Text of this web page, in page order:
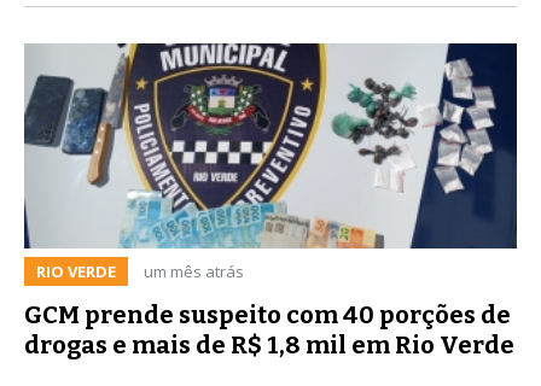
RIO VERDE um mês atrás
GCM prende suspeito com 40 porções de
drogas e mais de R$ 1,8 mil em Rio Verde